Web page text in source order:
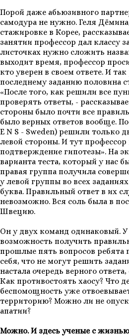
Порой даже абьюзивного
самодура не нужно. Геля
стажировке в Корее,
занятии профессор дал классу
листочках нужно сложить
выходит время, профессор
кто уверен в своем ответе. И так
последнему заданию половина
«После того, как решили все
проверять ответы, -
стороны было почти все
было верных ответов вообще.
E N S - Sweden) решили только
левой стороны. И тут профессор
подтверждение гипотезы». На
варианта теста, который у нас
правая группа получила
у левой группы во всех
буква. Правильный ответ в их
невозможно. Вся соль была в
Швецию.
Он у двух команд одинаковый. У
возможность получить
прошлые пять вопросов ребята
себя, что не могут решить
настала очередь верного
Как противостоять хаосу? Что
беспомощность уже
территорию? Можно ли не
апатии?
Можно. И здесь ученые с жизнью